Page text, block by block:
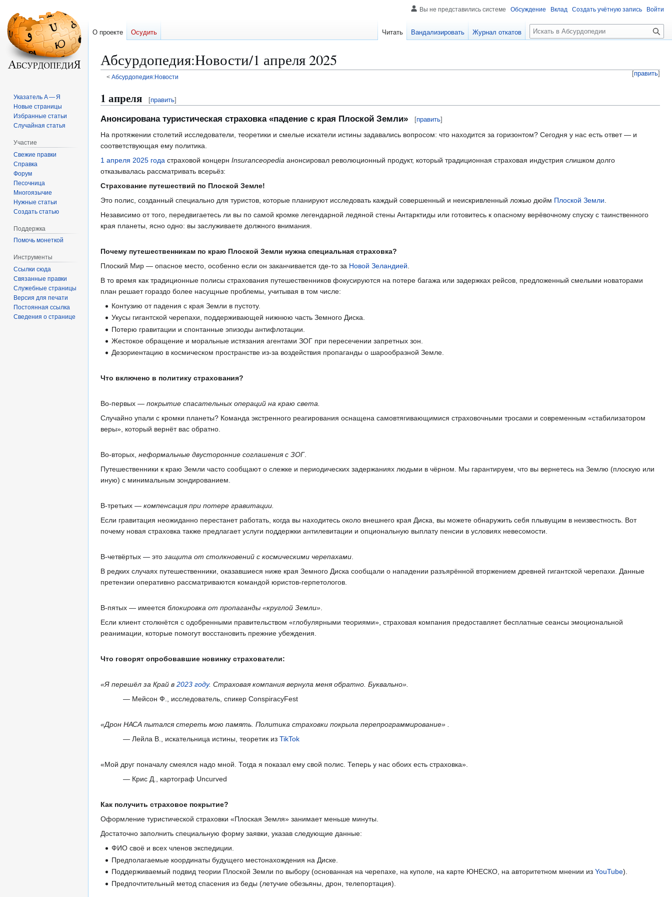
Абсурдопедия:Новости/1 апреля 2025
[править]
< Абсурдопедия:Новости
Перейти
к
навигации
Перейти
к
поиску
1 апреля [править]
Анонсирована туристическая страховка «падение с края Плоской Земли» [править]
На протяжении столетий исследователи, теоретики и смелые искатели истины задавались вопросом: что находится за горизонтом? Сегодня у нас есть ответ — и
соответствующая ему политика.
1 апреля 2025 года страховой концерн Insuranceopedia анонсировал революционный продукт, который традиционная страховая индустрия слишком долго
отказывалась рассматривать всерьёз:
Страхование путешествий по Плоской Земле!
Это полис, созданный специально для туристов, которые планируют исследовать каждый совершенный и неискривленный ложью дюйм Плоской Земли
Независимо от того, передвигаетесь ли вы по самой кромке легендарной ледяной стены Антарктиды или готовитесь к опасному верёвочному спуску с таинственного
края планеты, ясно одно: вы заслуживаете должного внимания.
Почему путешественникам по краю Плоской Земли нужна специальная страховка?
Плоский Мир — опасное место, особенно если он заканчивается где-то за Новой Зеландией
В то время как традиционные полисы страхования путешественников фокусируются на потере багажа или задержках рейсов, предложенный смелыми новаторами
план решает гораздо более насущные проблемы, учитывая в том числе:
Контузию от падения с края Земли в пустоту.
Укусы гигантской черепахи, поддерживающей нижнюю часть Земного Диска.
Потерю гравитации и спонтанные эпизоды антифлотации.
Жестокое обращение и моральные истязания агентами ЗОГ при пересечении запретных зон.
Дезориентацию в космическом пространстве из-за воздействия пропаганды о шарообразной Земле.
Что включено в политику страхования?
Во-первых — покрытие спасательных операций на краю света.
Случайно упали с кромки планеты? Команда экстренного реагирования оснащена самовтягивающимися страховочными тросами и современным «стабилизатором
веры», который вернёт вас обратно.
Во-вторых, неформальные двусторонние соглашения с ЗОГ.
Путешественники к краю Земли часто сообщают о слежке и периодических задержаниях людьми в чёрном. Мы гарантируем, что вы вернетесь на Землю (плоскую или
иную) с минимальным зондированием.
В-третьих — компенсация при потере гравитации.
Если гравитация неожиданно перестанет работать, когда вы находитесь около внешнего края Диска, вы можете обнаружить себя плывущим в неизвестность. Вот
почему новая страховка также предлагает услуги поддержки антилевитации и опциональную выплату пенсии в условиях невесомости.
В-четвёртых — это защита от столкновений с космическими черепахами.
В редких случаях путешественники, оказавшиеся ниже края Земного Диска сообщали о нападении разъярённой вторжением древней гигантской черепахи. Данные
претензии оперативно рассматриваются командой юристов-герпетологов.
В-пятых — имеется блокировка от пропаганды «круглой Земли».
Если клиент столкнётся с одобренными правительством «глобулярными теориями», страховая компания предоставляет бесплатные сеансы эмоциональной
реанимации, которые помогут восстановить прежние убеждения.
Что говорят опробовавшие новинку страхователи:
«Я перешёл за Край в 2023 году. Страховая компания вернула меня обратно. Буквально».
— Мейсон Ф., исследователь, спикер ConspiracyFest
«Дрон НАСА пытался стереть мою память. Политика страховки покрыла перепрограммирование» .
— Лейла В., искательница истины, теоретик из TikTok
«Мой друг поначалу смеялся надо мной. Тогда я показал ему свой полис. Теперь у нас обоих есть страховка».
— Крис Д., картограф Uncurved
Как получить страховое покрытие?
Оформление туристической страховки «Плоская Земля» занимает меньше минуты.
Достаточно заполнить специальную форму заявки, указав следующие данные:
ФИО своё и всех членов экспедиции.
Предполагаемые координаты будущего местонахождения на Диске.
Поддерживаемый подвид теории Плоской Земли по выбору (основанная на черепахе, на куполе, на карте ЮНЕСКО, на авторитетном мнении изYouTube).
Предпочтительный метод спасения из беды (летучие обезьяны, дрон, телепортация).
Вы не представились системе Обсуждение Вклад Создать учётную запись Войти
О проекте Осудить Читать Вандализировать Журнал откатов
П
о
к
Указатель А — Я
Новые страницы
Избранные статьи
Случайная статья
Участие
Свежие правки
Справка
Форум
Песочница
Многоязычие
Нужные статьи
Создать статью
Поддержка
Помочь монеткой
Инструменты
Ссылки сюда
Связанные правки
Служебные страницы
Версия для печати
Постоянная ссылка
Сведения о странице